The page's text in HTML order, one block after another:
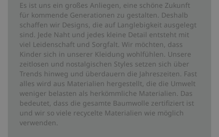
Es ist uns ein großes Anliegen, eine schöne Zukunft
für kommende Generationen zu gestalten. Deshalb
schaffen wir Designs, die auf Langlebigkeit ausgelegt
sind. Jede Naht und jedes kleine Detail entsteht mit
viel Leidenschaft und Sorgfalt. Wir möchten, dass
Kinder sich in unserer Kleidung wohlfühlen. Unsere
zeitlosen und nostalgischen Styles setzen sich über
Trends hinweg und überdauern die Jahreszeiten. Fast
alles wird aus Materialien hergestellt, die die Umwelt
weniger belasten als herkömmliche Materialien. Das
bedeutet, dass die gesamte Baumwolle zertifiziert ist
und wir so viele recycelte Materialien wie möglich
verwenden.